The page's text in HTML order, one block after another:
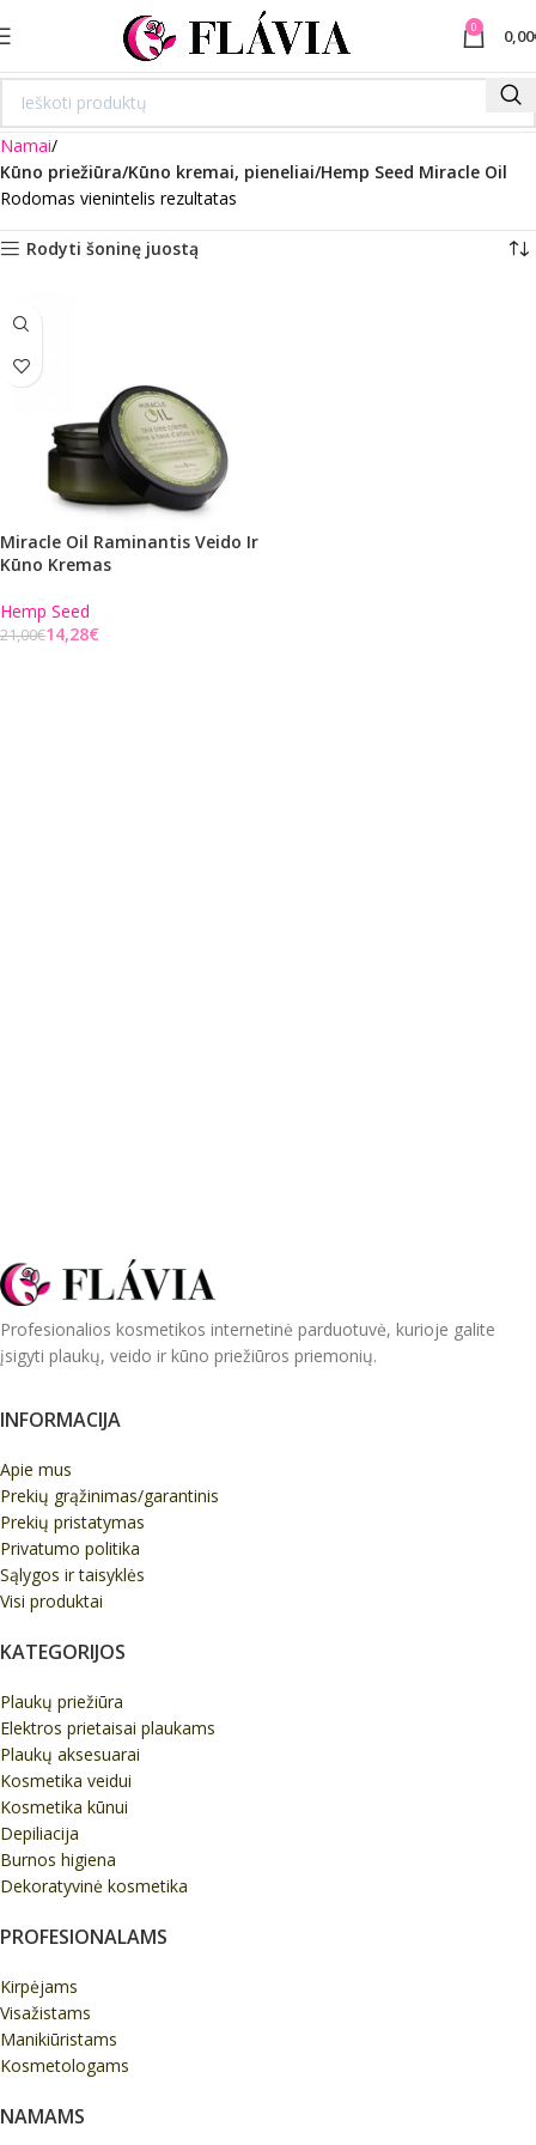
0 0,00
Namai
Kūno priežiūra/Kūno kremai, pieneliai/Hemp Seed Miracle Oil
Rodomas vienintelis rezultatas
Rodyti šoninę juostą
Miracle Oil Raminantis Veido Ir
Kūno Kremas
Hemp Seed
21,00€14,28€
Profesionalios kosmetikos internetinė parduotuvė, kurioje galite
įsigyti plaukų, veido ir kūno priežiūros priemonių.
INFORMACIJA
Apie mus
Prekių grąžinimas/garantinis
Prekių pristatymas
Privatumo politika
Sąlygos ir taisyklės
Visi produktai
KATEGORIJOS
Plaukų priežiūra
Elektros prietaisai plaukams
Plaukų aksesuarai
Kosmetika veidui
Kosmetika kūnui
Depiliacija
Burnos higiena
Dekoratyvinė kosmetika
PROFESIONALAMS
Kirpėjams
Visažistams
Manikiūristams
Kosmetologams
NAMAMS